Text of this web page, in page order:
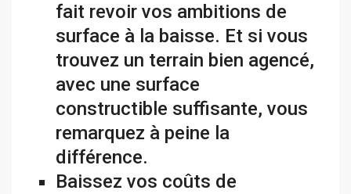
fait revoir vos ambitions de
surface à la baisse. Et si vous
trouvez un terrain bien agencé,
avec une surface
constructible suffisante, vous
remarquez à peine la
différence.
Baissez vos coûts de